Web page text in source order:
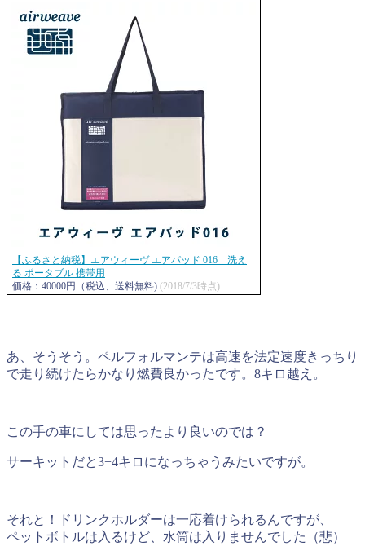
【ふるさと納税】エアウィーヴ エアパッド 016 洗え
る ポータブル 携帯用
価格：40000円（税込、送料無料) (2018/7/3時点)
あ、そうそう。ペルフォルマンテは高速を法定速度きっちり
で走り続けたらかなり燃費良かったです。8キロ越え。
この手の車にしては思ったより良いのでは？
サーキットだと3−4キロになっちゃうみたいですが。
それと！ドリンクホルダーは一応着けられるんですが、
ペットボトルは入るけど、水筒は入りませんでした（悲）